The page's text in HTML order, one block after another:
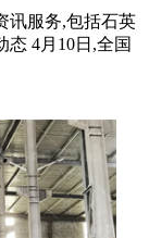
讯服务,包括石英
态 4月10日,全国